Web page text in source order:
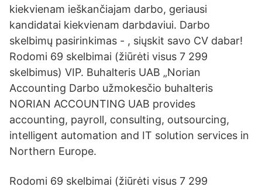
kiekvienam ieškančiajam darbo, geriausi
kandidatai kiekvienam darbdaviui. Darbo
skelbimų pasirinkimas - , siųskit savo CV dabar!
Rodomi 69 skelbimai (žiūrėti visus 7 299
skelbimus) VIP. Buhalteris UAB „Norian
Accounting Darbo užmokesčio buhalteris
NORIAN ACCOUNTING UAB provides
accounting, payroll, consulting, outsourcing,
intelligent automation and IT solution services in
Northern Europe.
Rodomi 69 skelbimai (žiūrėti visus 7 299